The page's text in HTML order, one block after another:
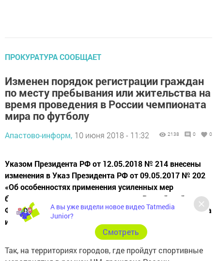
ПРОКУРАТУРА СООБЩАЕТ
Изменен порядок регистрации граждан
по месту пребывания или жительства на
время проведения в России чемпионата
мира по футболу
Апастово-информ, 10 июня 2018 - 11:32 2138 0 0
Указом Президента РФ от 12.05.2018 № 214 внесены
изменения в Указ Президента РФ от 09.05.2017 № 202
«Об особенностях применения усиленных мер
безопасности в период проведения в Российской
Федерации чемпионата мира по футболу FIFA 2018 года
и Кубка конфедераций FIFA 2017 года».
Так, на территориях городов, где пройдут спортивные
А вы уже видели новое видео Tatmedia
Junior?
Cмотреть